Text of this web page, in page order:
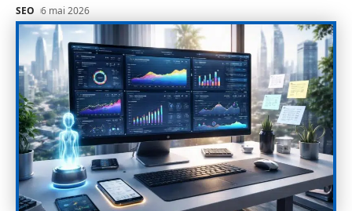
SEO 6 mai 2026